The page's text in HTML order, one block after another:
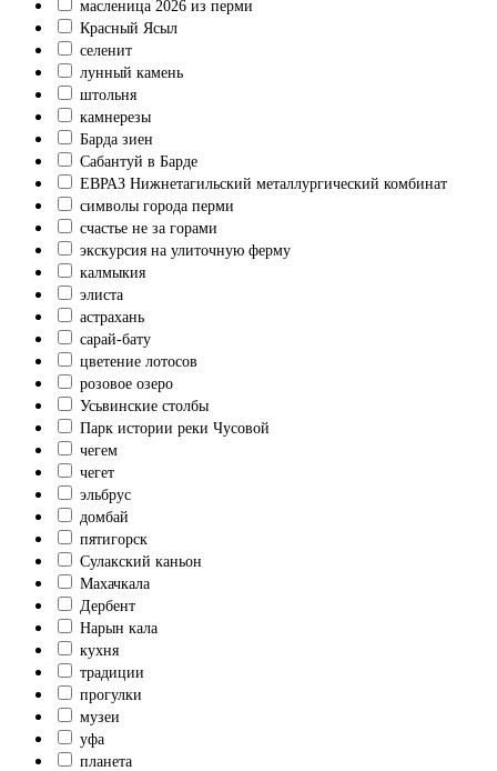
масленица 2026 из перми
Красный Ясыл
селенит
лунный камень
штольня
камнерезы
Барда зиен
Сабантуй в Барде
ЕВРАЗ Нижнетагильский металлургический комбинат
символы города перми
счастье не за горами
экскурсия на улиточную ферму
калмыкия
элиста
астрахань
сарай-бату
цветение лотосов
розовое озеро
Усьвинские столбы
Парк истории реки Чусовой
чегем
чегет
эльбрус
домбай
пятигорск
Сулакский каньон
Махачкала
Дербент
Нарын кала
кухня
традиции
прогулки
музеи
уфа
планета